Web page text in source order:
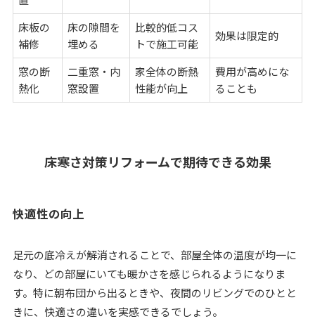
床板の
補修
床の隙間を
埋める
比較的低コス
トで施工可能
効果は限定的
窓の断
熱化
二重窓・内
窓設置
家全体の断熱
性能が向上
費用が高めにな
ることも
床寒さ対策リフォームで期待できる効果
快適性の向上
足元の底冷えが解消されることで、部屋全体の温度が均一に
なり、どの部屋にいても暖かさを感じられるようになりま
す。特に朝布団から出るときや、夜間のリビングでのひとと
きに、快適さの違いを実感できるでしょう。